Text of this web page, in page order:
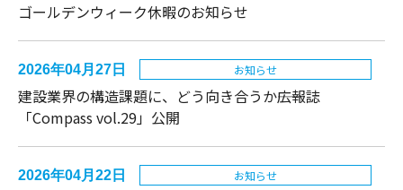
ゴールデンウィーク休暇のお知らせ
2026年04月27日 お知らせ
建設業界の構造課題に、どう向き合うか――広報誌
「Compass vol.29」公開
2026年04月22日 お知らせ